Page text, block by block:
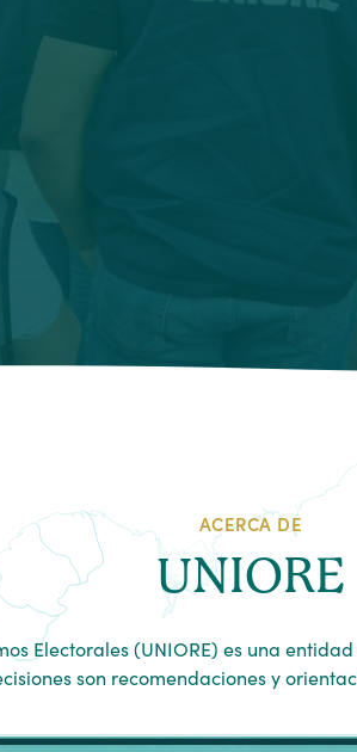
ACERCA DE
UNIORE
Electorales (UNIORE) es una
son recomendaciones y